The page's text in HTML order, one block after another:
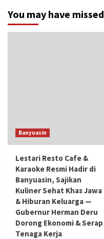
You may have missed
Banyuasin
Lestari Resto Cafe &
Karaoke Resmi Hadir di
Banyuasin, Sajikan
Kuliner Sehat Khas Jawa
& Hiburan Keluarga —
Gubernur Herman Deru
Dorong Ekonomi & Serap
Tenaga Kerja